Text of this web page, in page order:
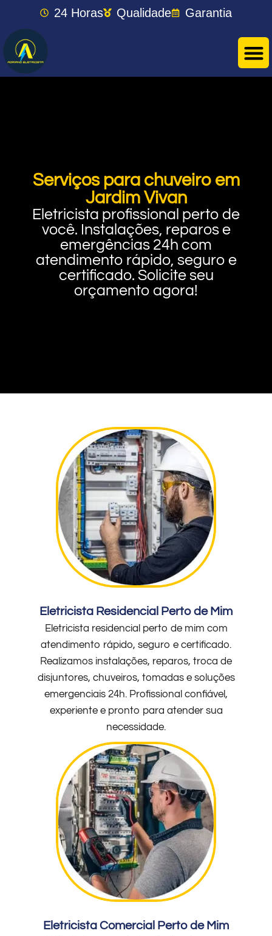
24 Horas Qualidade Garantia
Serviços para chuveiro em
Jardim Vivan
Eletricista profissional perto de
você. Instalações, reparos e
emergências 24h com
atendimento rápido, seguro e
certificado. Solicite seu
orçamento agora!
Eletricista Residencial Perto de Mim
Eletricista residencial perto de mim com
atendimento rápido, seguro e certificado.
Realizamos instalações, reparos, troca de
disjuntores, chuveiros, tomadas e soluções
emergenciais 24h. Profissional confiável,
experiente e pronto para atender sua
necessidade.
Eletricista Comercial Perto de Mim